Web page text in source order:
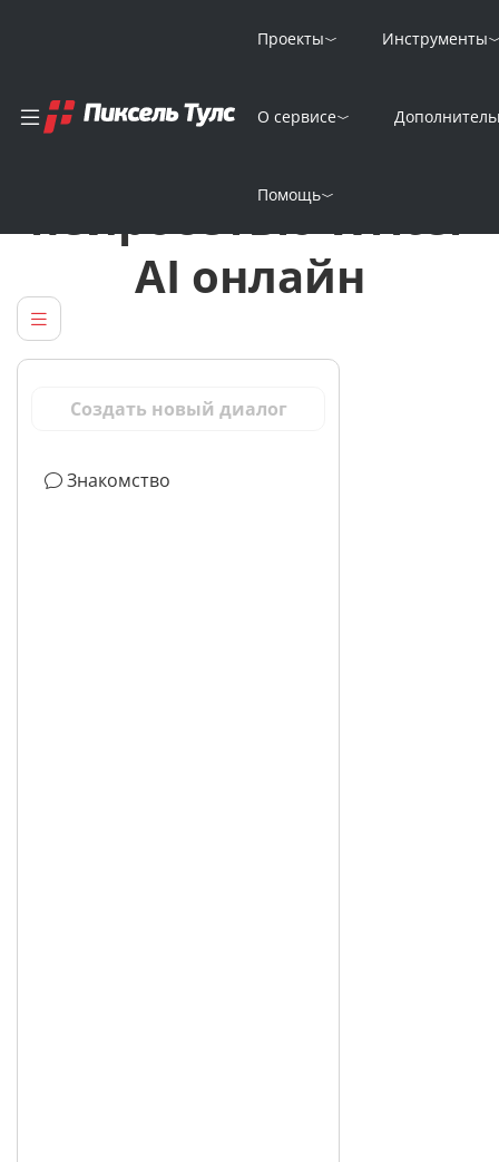
Проекты Инструменты
О сервисе
Помощь
нейросетью Writer
AI онлайн
Создать новый диалог
Знакомство